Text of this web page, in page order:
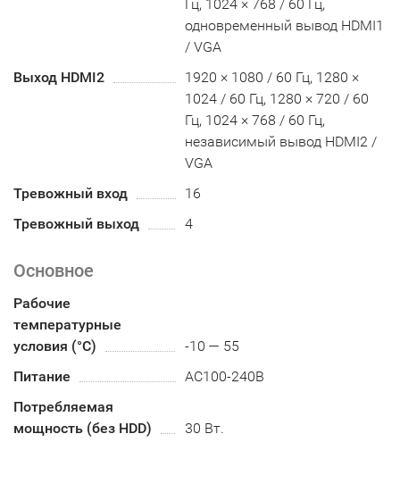
Гц, 1024 × 768 / 60 Гц,
одновременный вывод HDMI1
/ VGA
Выход HDMI2
1920 × 1080 / 60 Гц, 1280 ×
1024 / 60 Гц, 1280 × 720 / 60
Гц, 1024 × 768 / 60 Гц,
независимый вывод HDMI2 /
VGA
Тревожный вход
16
Тревожный выход
4
Основное
Рабочие
температурные
условия (°С)
-10 — 55
Питание
AC100-240B
Потребляемая
мощность (без HDD)
30 Вт.